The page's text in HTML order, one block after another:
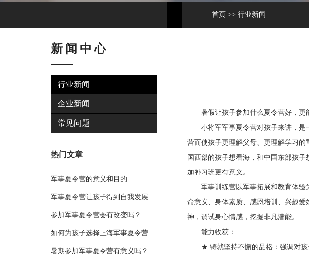
首页 >> 行业新闻
新闻中心
行业新闻
企业新闻
常见问题
热门文章
军事夏令营的意义和目的
军事夏令营让孩子得到自我发展
参加军事夏令营会有改变吗？
如何为孩子选择上海军事夏令营..
暑期参加军事夏令营有意义吗？
暑假让孩子参加什么夏令营好，更
小将军军事夏令营对孩子来讲，是一
营而使孩子更理解父母、更理解学习
国西部的孩子想看海，和中国东部孩
加补习班更有意义。
军事训练营以军事拓展和教育体验为
命意义、身体素质、感恩培训、兴趣
神，调试身心情感，挖掘非凡潜能。
能力收获：
★ 铸就坚持不懈的品格：强调对孩